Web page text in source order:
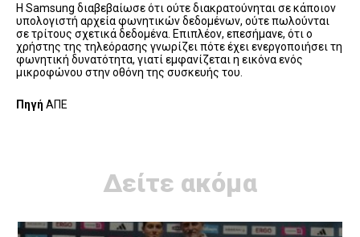
Η Samsung διαβεβαίωσε ότι ούτε διακρατούνηται σε κάποιον
υπολογιστή αρχεία φωνητικών δεδομένων, ούτε πωλούνται
σε τρίτους σχετικά δεδομένα. Επιπλέον, επεσήμανε, ότι ο
χρήστης της τηλεόρασης γνωρίζει πότε έχει ενεργοποιήσει τη
φωνητική δυνατότητα, γιατί εμφανίζεται η εικόνα ενός
μικροφώνου στην οθόνη της συσκευής του.
Πηγή ΑΠΕ
Δείτε ακόμα